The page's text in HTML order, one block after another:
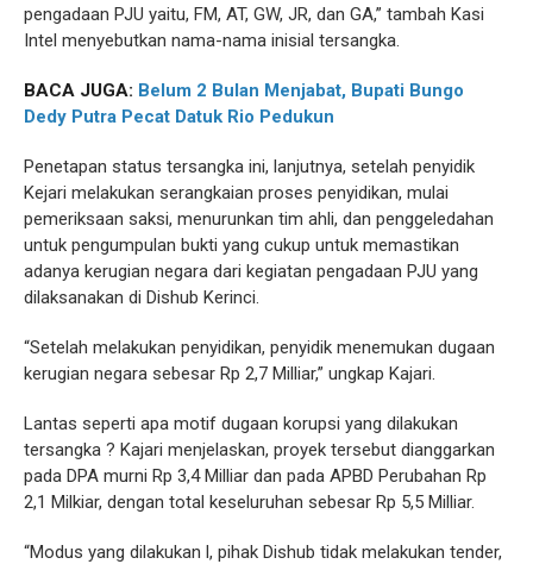
pengadaan PJU yaitu, FM, AT, GW, JR, dan GA,” tambah Kasi
Intel menyebutkan nama-nama inisial tersangka.
BACA JUGA: Belum 2 Bulan Menjabat, Bupati Bungo
Dedy Putra Pecat Datuk Rio Pedukun
Penetapan status tersangka ini, lanjutnya, setelah penyidik
Kejari melakukan serangkaian proses penyidikan, mulai
pemeriksaan saksi, menurunkan tim ahli, dan penggeledahan
untuk pengumpulan bukti yang cukup untuk memastikan
adanya kerugian negara dari kegiatan pengadaan PJU yang
dilaksanakan di Dishub Kerinci.
“Setelah melakukan penyidikan, penyidik menemukan dugaan
kerugian negara sebesar Rp 2,7 Milliar,” ungkap Kajari.
Lantas seperti apa motif dugaan korupsi yang dilakukan
tersangka ? Kajari menjelaskan, proyek tersebut dianggarkan
pada DPA murni Rp 3,4 Milliar dan pada APBD Perubahan Rp
2,1 Milkiar, dengan total keseluruhan sebesar Rp 5,5 Milliar.
“Modus yang dilakukan l, pihak Dishub tidak melakukan tender,